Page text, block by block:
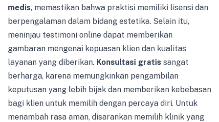
medis, memastikan bahwa praktisi memiliki lisensi dan
berpengalaman dalam bidang estetika. Selain itu,
meninjau testimoni online dapat memberikan
gambaran mengenai kepuasan klien dan kualitas
layanan yang diberikan. Konsultasi gratis sangat
berharga, karena memungkinkan pengambilan
keputusan yang lebih bijak dan memberikan kebebasan
bagi klien untuk memilih dengan percaya diri. Untuk
menambah rasa aman, disarankan memilih klinik yang